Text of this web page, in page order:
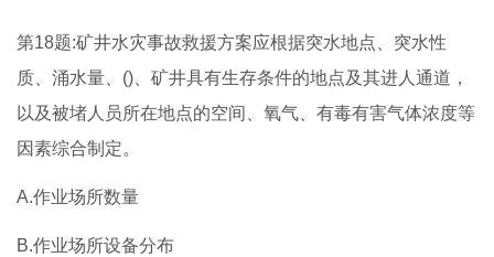
第18题:矿井水灾事故救援方案应根据突水地点、突水性
质、涌水量、()、矿井具有生存条件的地点及其进人通道，
以及被堵人员所在地点的空间、氧气、有毒有害气体浓度等
因素综合制定。
A.作业场所数量
B.作业场所设备分布